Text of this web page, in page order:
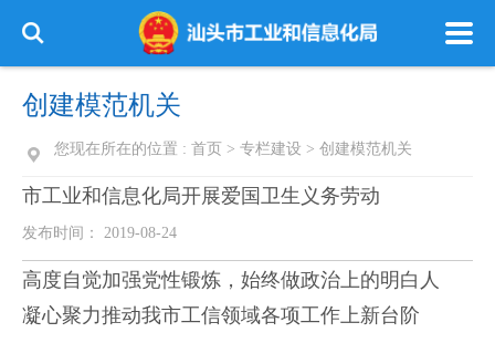
创建模范机关
您现在所在的位置 : 首页 > 专栏建设 > 创建模范机关
市工业和信息化局开展爱国卫生义务劳动
发布时间： 2019-08-24
高度自觉加强党性锻炼，始终做政治上的明白人
凝心聚力推动我市工信领域各项工作上新台阶